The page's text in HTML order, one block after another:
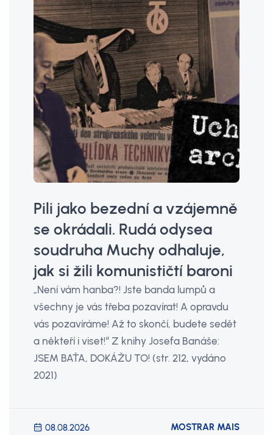
Pili jako bezední a vzájemně
se okrádali. Rudá odysea
soudruha Muchy odhaluje,
jak si žili komunističtí baroni
„Není vám hanba?! Jste banda lumpů a
všechny je vás třeba pozavírat! A opravdu
vás pozavíráme! Až to skončí, budete sedět
a někteří i viset!“ Z knihy Josefa Banáše:
JSEM BAŤA, DOKÁŽU TO! (str. 212, vydáno
2021)
08.08.2026 MOSTRAR MAIS